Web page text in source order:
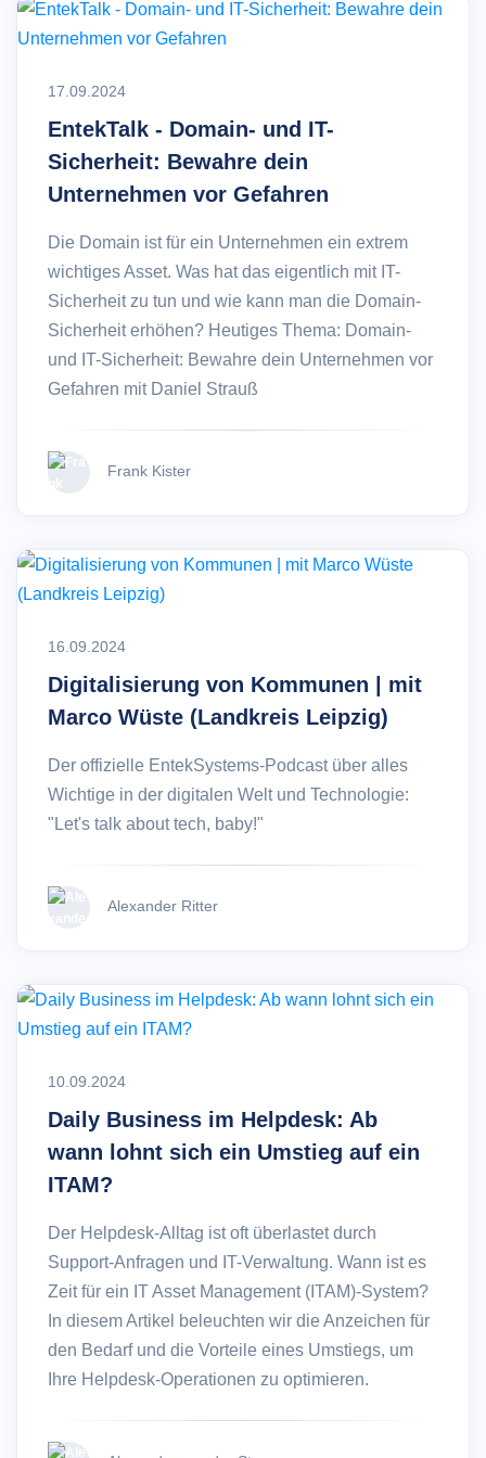
17.09.2024
EntekTalk - Domain- und IT-
Sicherheit: Bewahre dein
Unternehmen vor Gefahren
Die Domain ist für ein Unternehmen ein extrem
wichtiges Asset. Was hat das eigentlich mit IT-
Sicherheit zu tun und wie kann man die Domain-
Sicherheit erhöhen? Heutiges Thema: Domain-
und IT-Sicherheit: Bewahre dein Unternehmen vor
Gefahren mit Daniel Strauß
Frank Kister
16.09.2024
Digitalisierung von Kommunen | mit
Marco Wüste (Landkreis Leipzig)
Der offizielle EntekSystems-Podcast über alles
Wichtige in der digitalen Welt und Technologie:
"Let's talk about tech, baby!"
Alexander Ritter
10.09.2024
Daily Business im Helpdesk: Ab
wann lohnt sich ein Umstieg auf ein
ITAM?
Der Helpdesk-Alltag ist oft überlastet durch
Support-Anfragen und IT-Verwaltung. Wann ist es
Zeit für ein IT Asset Management (ITAM)-System?
In diesem Artikel beleuchten wir die Anzeichen für
den Bedarf und die Vorteile eines Umstiegs, um
Ihre Helpdesk-Operationen zu optimieren.